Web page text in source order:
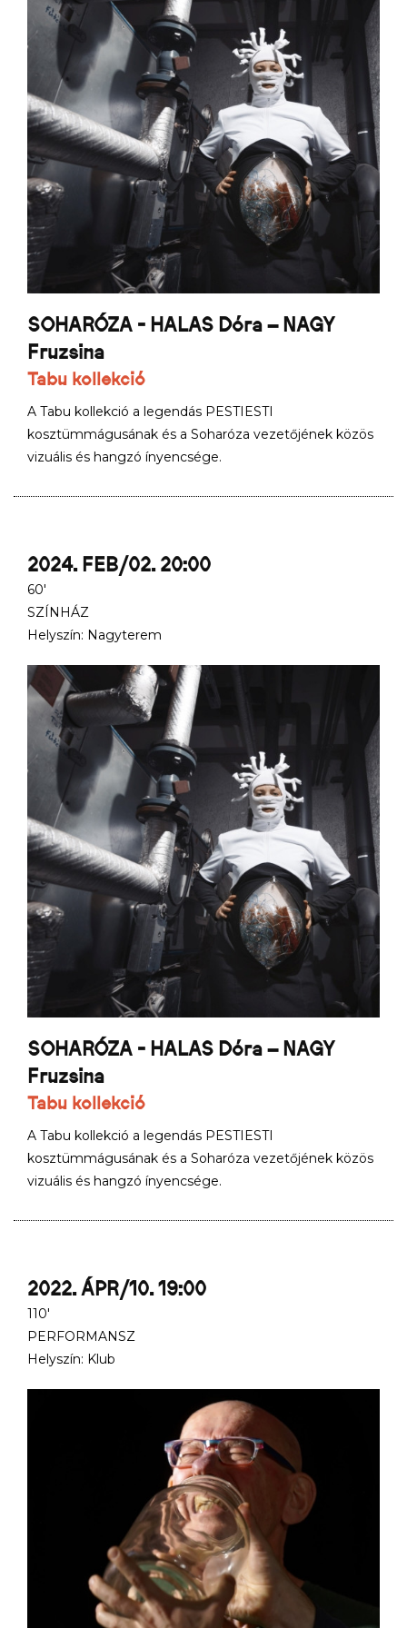
SOHARÓZA - HALAS Dóra – NAGY
Fruzsina
Tabu kollekció
A Tabu kollekció a legendás PESTIESTI
kosztümmágusának és a Soharóza vezetőjének közös
vizuális és hangzó ínyencsége.
2024. FEB/02. 20:00
60'
SZÍNHÁZ
Helyszín: Nagyterem
SOHARÓZA - HALAS Dóra – NAGY
Fruzsina
Tabu kollekció
A Tabu kollekció a legendás PESTIESTI
kosztümmágusának és a Soharóza vezetőjének közös
vizuális és hangzó ínyencsége.
2022. ÁPR/10. 19:00
110'
PERFORMANSZ
Helyszín: Klub